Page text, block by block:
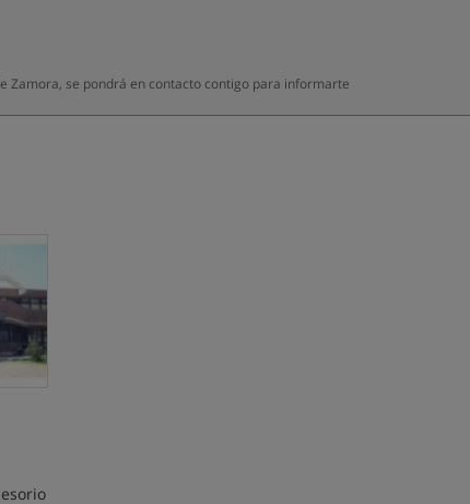
Zamora, se pondrá en contacto contigo para informarte